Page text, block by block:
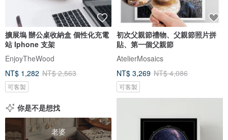
擴展塢 辦公桌收納盒 個性化充電
站 Iphone 支架
EnjoyTheWood
NT$ 1,282 NT$ 2,563
可客製
初次父親節禮物、父親節照片拼
貼、第一個父親節
AtelierMosaics
NT$ 3,269 NT$ 4,086
可客製
你是不是想找
老婆